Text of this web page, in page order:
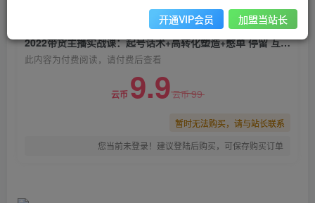
2022带货主播实战课：起号话术+高转化塑造+憋单 停留 互动 全面讲解
此内容为付费阅读，请付费后查看
云币 9.9云币99
暂时无法购买，请与站长联系
您当前未登录！建议登陆后购买，可保存购买订单
开通VIP会员 加盟当站长